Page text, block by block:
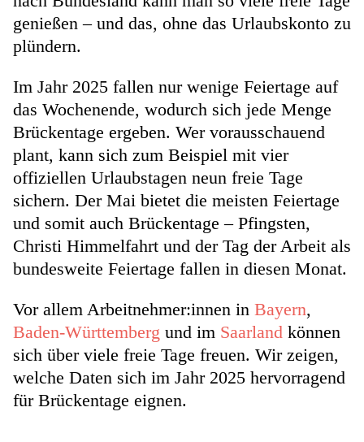
genießen – und das, ohne das Urlaubskonto zu
plündern.
Im Jahr 2025 fallen nur wenige Feiertage auf
das Wochenende, wodurch sich jede Menge
Brückentage ergeben. Wer vorausschauend
plant, kann sich zum Beispiel mit vier
offiziellen Urlaubstagen neun freie Tage
sichern. Der Mai bietet die meisten Feiertage
und somit auch Brückentage – Pfingsten,
Christi Himmelfahrt und der Tag der Arbeit als
bundesweite Feiertage fallen in diesen Monat.
Vor allem Arbeitnehmer:innen in Bayern,
Baden-Württemberg und im Saarland können
sich über viele freie Tage freuen. Wir zeigen,
welche Daten sich im Jahr 2025 hervorragend
für Brückentage eignen.